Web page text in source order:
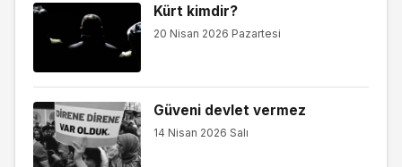
Kürt kimdir?
20 Nisan 2026 Pazartesi
Güveni devlet vermez
14 Nisan 2026 Salı